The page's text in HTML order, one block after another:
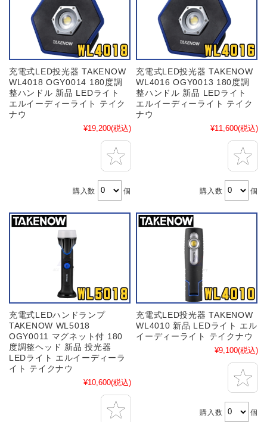
充電式LED投光器 TAKENOW
WL4018 OGY0014 180度調
整ハンドル 新品 LEDライト
エルイーディーライト テイク
ナウ
¥19,200(税込)
購入数 個
充電式LED投光器 TAKENOW
WL4016 OGY0013 180度調
整ハンドル 新品 LEDライト
エルイーディーライト テイク
ナウ
¥11,600(税込)
購入数 個
充電式LEDハンドランプ
TAKENOW WL5018
OGY0011 マグネット付 180
度調整ヘッド 新品 投光器
LEDライト エルイーディーラ
イト テイクナウ
¥10,600(税込)
充電式LED投光器 TAKENOW
WL4010 新品 LEDライト エル
イーディーライト テイクナウ
¥9,100(税込)
購入数 個